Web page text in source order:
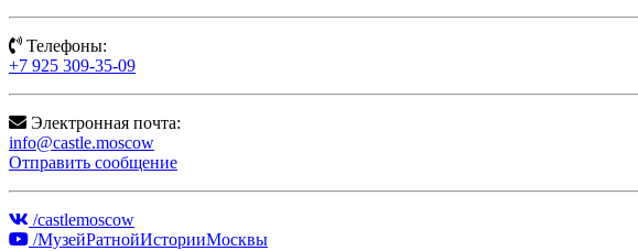
Телефоны:
+7 925 309-35-09
Электронная почта:
info@castle.moscow
Отправить сообщение
/castlemoscow
/МузейРатнойИсторииМосквы